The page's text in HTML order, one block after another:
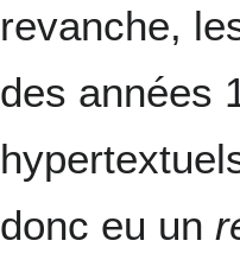
revanche,
des années
donc eu un